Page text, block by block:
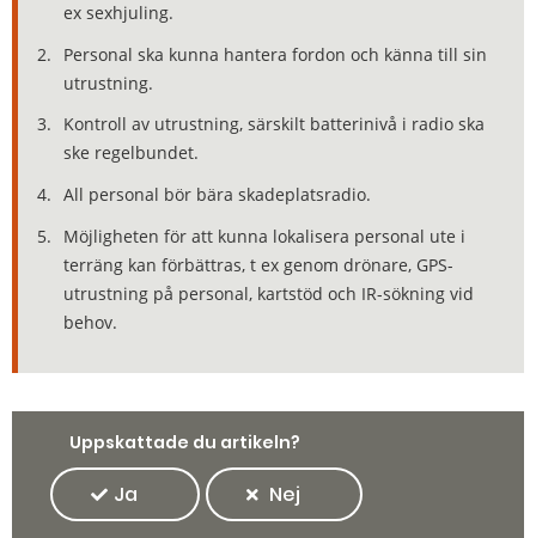
ex sexhjuling.
Personal ska kunna hantera fordon och känna till sin
utrustning.
Kontroll av utrustning, särskilt batterinivå i radio ska
ske regelbundet.
All personal bör bära skadeplatsradio.
Möjligheten för att kunna lokalisera personal ute i
terräng kan förbättras, t ex genom drönare, GPS-
utrustning på personal, kartstöd och IR-sökning vid
behov.
Uppskattade du artikeln?
Ja Nej